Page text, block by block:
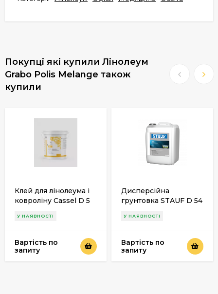
Покупці які купили Лінолеум
Grabo Polis Melange також
купили
Клей для лінолеума і
ковроліну Cassel D 5
У НАЯВНОСТІ
Вартість по
запиту
Дисперсійна
грунтовка STAUF D 54
У НАЯВНОСТІ
Вартість по
запиту